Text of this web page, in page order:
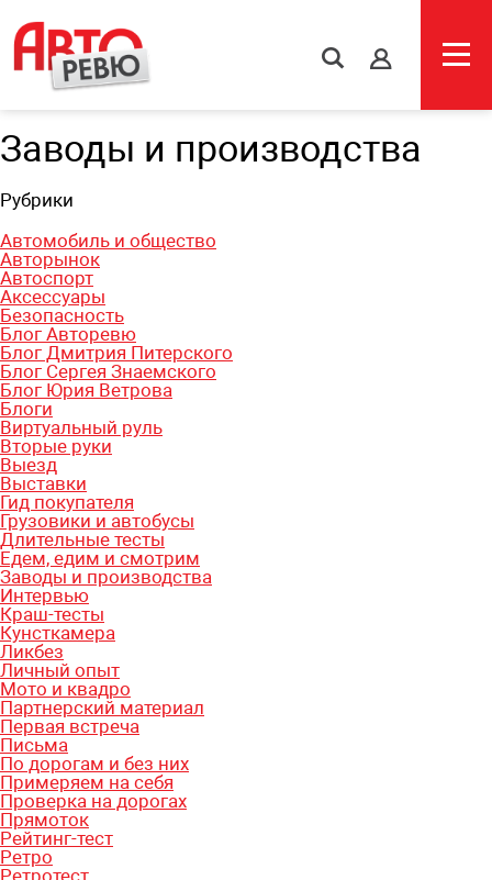
s
Заводы и производства
Рубрики
Автомобиль и общество
Авторынок
Автоспорт
Аксессуары
Безопасность
Блог Авторевю
Блог Дмитрия Питерского
Блог Сергея Знаемского
Блог Юрия Ветрова
Блоги
Виртуальный руль
Вторые руки
Выезд
Выставки
Гид покупателя
Грузовики и автобусы
Длительные тесты
Едем, едим и смотрим
Заводы и производства
Интервью
Краш-тесты
Кунсткамера
Ликбез
Личный опыт
Мото и квадро
Партнерский материал
Первая встреча
Письма
По дорогам и без них
Примеряем на себя
Проверка на дорогах
Прямоток
Рейтинг-тест
Ретро
Ретротест